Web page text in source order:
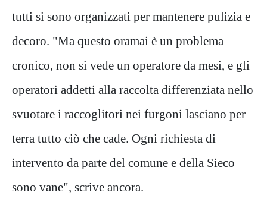
tutti si sono organizzati per mantenere pulizia e
decoro. "Ma questo oramai è un problema
cronico, non si vede un operatore da mesi, e gli
operatori addetti alla raccolta differenziata nello
svuotare i raccoglitori nei furgoni lasciano per
terra tutto ciò che cade. Ogni richiesta di
intervento da parte del comune e della Sieco
sono vane", scrive ancora.